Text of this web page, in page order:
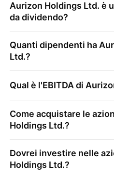
Aurizon Holdings Ltd. è
da dividendo?
Quanti dipendenti ha
Ltd.?
Qual è l'EBITDA di
Come acquistare le
Holdings Ltd.?
Dovrei investire nelle
Holdings Ltd.?